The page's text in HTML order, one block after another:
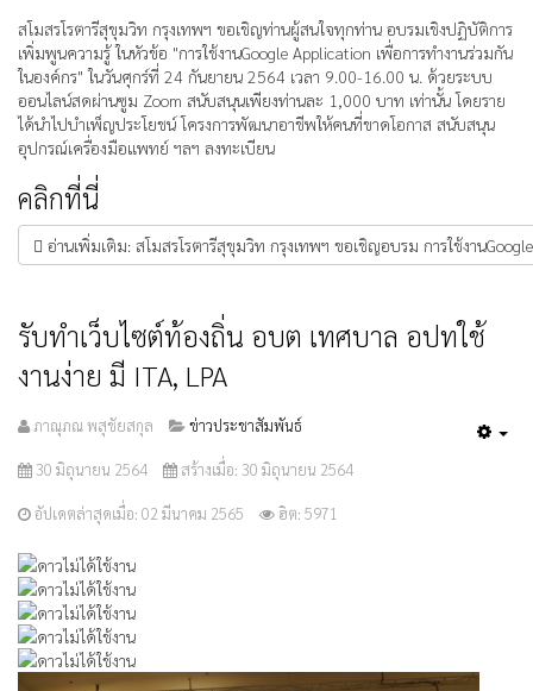
สโมสรโรตารีสุขุมวิท กรุงเทพฯ ขอเชิญท่านผู้สนใจทุกท่าน อบรมเชิงปฏิบัติการ
เพิ่มพูนความรู้ ในหัวข้อ "การใช้งานGoogle Application เพื่อการทำงานร่วมกัน
ในองค์กร" ในวันศุกร์ที่ 24 กันยายน 2564 เวลา 9.00-16.00 น. ด้วยระบบ
ออนไลน์สดผ่านซูม Zoom สนับสนุนเพียงท่านละ 1,000 บาท เท่านั้น โดยราย
ได้นำไปบำเพ็ญประโยชน์ โครงการพัฒนาอาชีพให้คนที่ขาดโอกาส สนับสนุน
อุปกรณ์เครื่องมือแพทย์ ฯลฯ ลงทะเบียน
คลิกที่นี่
อ่านเพิ่มเติม: สโมสรโรตารีสุขุมวิท กรุงเทพฯ ขอเชิญอบรม การใช้งาน
รับทำเว็บไซต์ท้องถิ่น อบต เทศบาล อปทใช้
งานง่าย มี ITA, LPA
ภาณุภณ พสุชัยสกุล ข่าวประชาสัมพันธ์
30 มิถุนายน 2564 สร้างเมื่อ: 30 มิถุนายน 2564
อัปเดตล่าสุดเมื่อ: 02 มีนาคม 2565 ฮิต: 5971